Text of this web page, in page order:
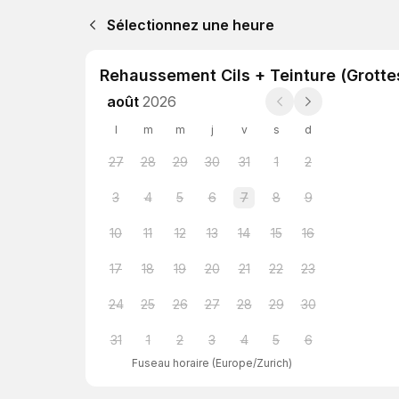
Sélectionnez une heure
Rehaussement Cils + Teinture
août 2026
l m m j v s d
27 28 29 30 31 1 2
3 4 5 6 7 8 9
10 11 12 13 14 15 16
17 18 19 20 21 22 23
24 25 26 27 28 29 30
31 1 2 3 4 5 6
Fuseau horaire (Europe/Zurich)